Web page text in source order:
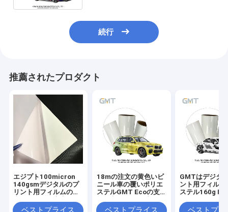
続行
推薦されたプロダクト
エジプト100micron
140gsmデジタルのプ
リント用フィルムの薄
ィルム
18mの注文の黄色いビ
ニール車の覆いポリエ
ステルGMT Ecoの支
塗った
GMTはデジタ
ント用フィルム
ステル160g PE
金にカスタマイ